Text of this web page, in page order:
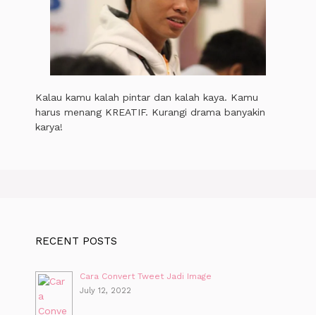
Kalau kamu kalah pintar dan kalah kaya. Kamu
harus menang KREATIF. Kurangi drama banyakin
karya!
RECENT POSTS
Cara Convert Tweet Jadi Image
July 12, 2022